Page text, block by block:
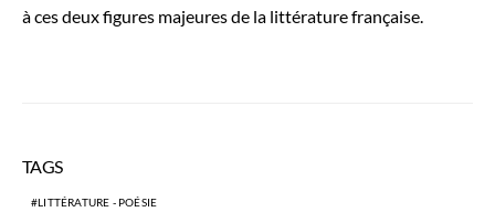
à ces deux figures majeures de la littérature française.
TAGS
LITTÉRATURE - POÉSIE